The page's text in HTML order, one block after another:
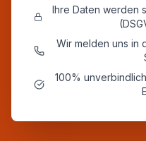
Ihre Daten werden
Wir melden uns in
100%